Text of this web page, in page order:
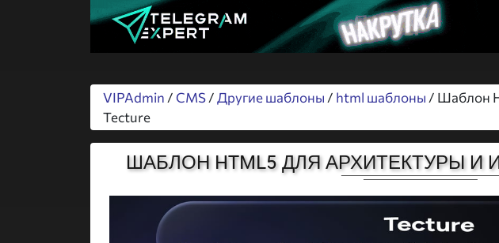
VIPAdmin / CMS/Другие шаблоны / html шаблоны / Шаблон
Tecture
ШАБЛОН HTML5 ДЛЯ АРХИТЕКТУРЫ И